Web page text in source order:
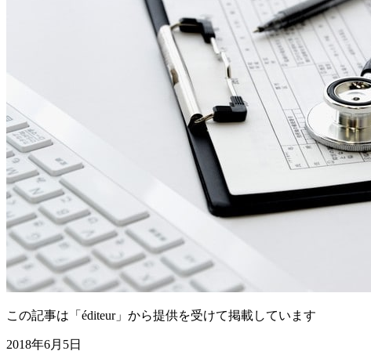
この記事は「éditeur」から提供を受けて掲載しています
2018年6月5日